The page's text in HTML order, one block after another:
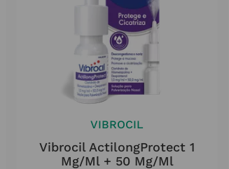
VIBROCIL
Vibrocil ActilongProtect 1
Mg/ml + 50 Mg/ml